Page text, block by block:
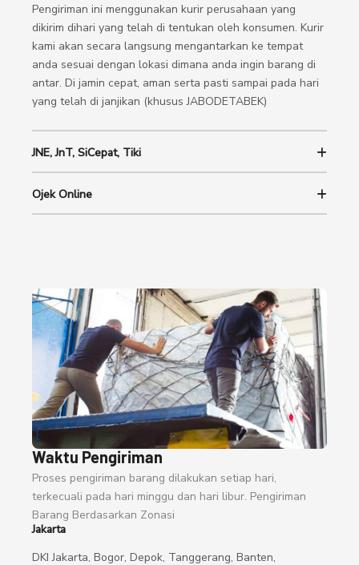
Pengiriman ini menggunakan kurir perusahaan yang
dikirim dihari yang telah di tentukan oleh konsumen. Kurir
kami akan secara langsung mengantarkan ke tempat
anda sesuai dengan lokasi dimana anda ingin barang di
antar. Di jamin cepat, aman serta pasti sampai pada hari
yang telah di janjikan (khusus JABODETABEK)
JNE, JnT, SiCepat, Tiki
Ojek Online
Waktu Pengiriman
Proses pengiriman barang dilakukan setiap hari,
terkecuali pada hari minggu dan hari libur. Pengiriman
Barang Berdasarkan Zonasi
Jakarta
DKI Jakarta, Bogor, Depok, Tanggerang, Banten,